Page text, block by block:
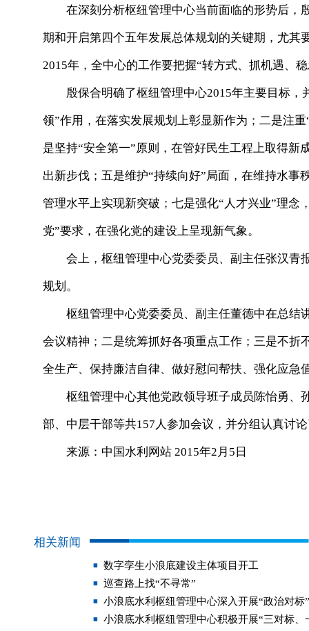
在深刻分析枢纽管理中心当前面临的形势后，
期和开启第四个五年发展总体规划的关键期，尤
2015年，全中心的工作要把握“转方式、抓机遇、
殷保合明确了枢纽管理中心2015年主要目标，
领”作用，在落实发展规划上彰显新作为；二是注
是坚持“安全第一”原则，在管好民生工程上取得新
出新步伐；五是维护“持续向好”局面，在维持水事
管理水平上实现新突破；七是强化“人才兴业”理念
党”要求，在强化党的建设上呈现新气象。
会上，枢纽管理中心党委委员、副主任张汉青
规划。
枢纽管理中心党委委员、副主任董德中在总结
会议精神；二是统筹抓好各项重点工作；三是不
全生产、保持廉洁自律、做好慰问帮扶、强化应急
枢纽管理中心其他党政领导班子成员陈怡勇、
部、中层干部等共157人参加会议，并分组认真讨
来源：中国水利网站 2015年2月5日
相关新闻
数字孪生小浪底建设主体项目开工
巡查路上找“不寻常”
小浪底水利枢纽管理中心深入开展“政治对标
小浪底水利枢纽管理中心积极开展“三对标、